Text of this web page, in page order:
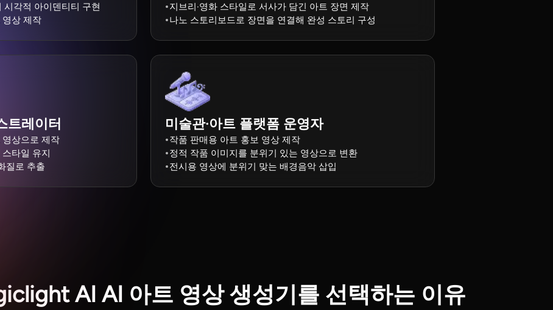
각적 아이덴티티 구현
상 제작
지브리·영화 스타일로 서사가 담긴 아트 장면 제작
나노 스토리보드로 장면을 연결해 완성 스토리 구성
트레이터
상으로 제작
타일 유지
질로 추출
미술관·아트 플랫폼 운영자
작품 판매용 아트 홍보 영상 제작
정적 작품 이미지를 분위기 있는 영상으로 변환
전시용 영상에 분위기 맞는 배경음악 삽입
AI AI 아트 영상 생성기를 선택하는 이유